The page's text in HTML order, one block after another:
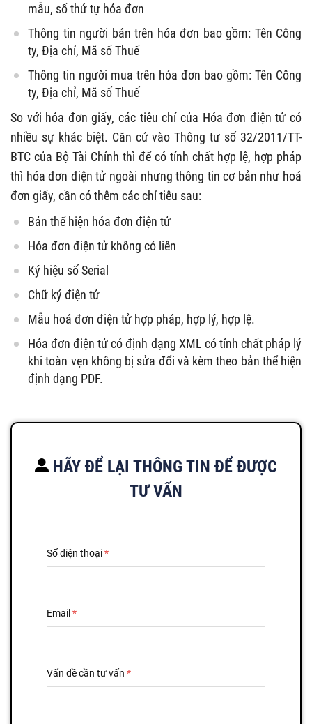
mẫu, số thứ tự hóa đơn
Thông tin người bán trên hóa đơn bao gồm: Tên Công
ty, Địa chỉ, Mã số Thuế
Thông tin người mua trên hóa đơn bao gồm: Tên Công
ty, Địa chỉ, Mã số Thuế
So với hóa đơn giấy, các tiêu chí của Hóa đơn điện tử có
nhiều sự khác biệt. Căn cứ vào Thông tư số 32/2011/TT-
BTC của Bộ Tài Chính thì để có tính chất hợp lệ, hợp pháp
thì hóa đơn điện tử ngoài nhưng thông tin cơ bản như hoá
đơn giấy, cần có thêm các chỉ tiêu sau:
Bản thể hiện hóa đơn điện tử
Hóa đơn điện tử không có liên
Ký hiệu số Serial
Chữ ký điện tử
Mẫu hoá đơn điện tử hợp pháp, hợp lý, hợp lệ.
Hóa đơn điện tử có định dạng XML có tính chất pháp lý
khi toàn vẹn không bị sửa đổi và kèm theo bản thể hiện
định dạng PDF.
HÃY ĐỂ LẠI THÔNG TIN ĐỂ ĐƯỢC
TƯ VẤN